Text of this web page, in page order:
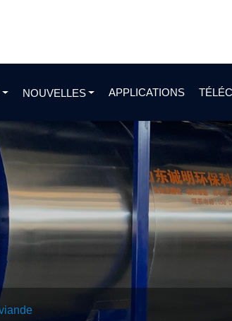
NOUVELLES APPLICATIONS